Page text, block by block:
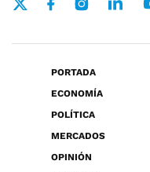
PORTADA
ECONOMÍA
POLÍTICA
MERCADOS
OPINIÓN